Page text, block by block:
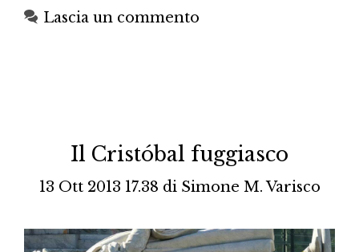
Lascia un commento
Il Cristóbal fuggiasco
13 Ott 2013 17.38 di Simone M. Varisco